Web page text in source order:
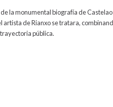
la monumental biografía de
artista de Rianxo se tratara,
pública.